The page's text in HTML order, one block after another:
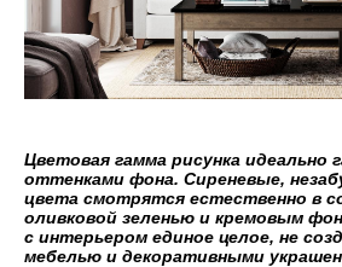
Цветовая гамма рисунка идеально
оттенками фона. Сиреневые,
цвета смотрятся естественно в
оливковой зеленью и кремовым
с интерьером единое целое, не
мебелью и декоративными